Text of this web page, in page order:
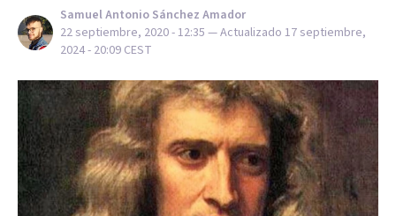
Samuel Antonio Sánchez Amador
22 septiembre, 2020 - 12:35 — Actualizado 17 septiembre,
2024 - 20:09 CEST